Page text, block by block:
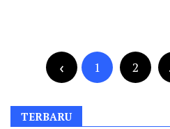
1 2
TERBARU